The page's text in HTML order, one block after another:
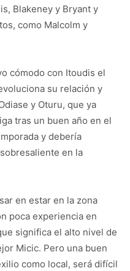
Blakeney y Bryant y
como Malcolm y
cómodo con Itoudis el
su relación y
y Oturu, que ya
tras un buen año en el
y debería
en la
en estar en la zona
poca experiencia en
significa el alto nivel de
Micic. Pero una buen
como local, será difícil